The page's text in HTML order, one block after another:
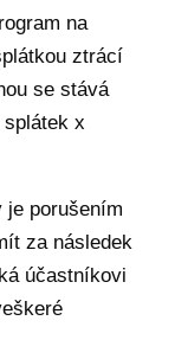
na
ztrácí
se stává
x
je porušením
za následek
účastníkovi